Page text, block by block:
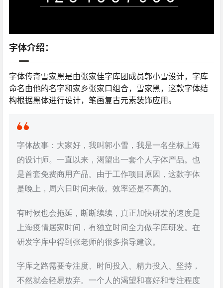
字体介绍：
字体传奇雪家黑是由张家佳字库团成员郭小雪设计，字库
命名由他的名字和家乡张家口组合，雪家黑，这款字体结
构根据黑体进行设计，笔画复古元素装饰应用。
字体故事：大家好，我叫郭小雪，我是一名坐标上海
的设计师。一直以来，渴望出一套个人字体产品。也
是首套免费商用产品。由于工作项目原因，这款字体
是晚上，周六日时间来做。效率还是不高的。
有时候也会拖延，断断续续，真正加快研发的速度是
上海疫情居家时间，有独立时间全力做字库研发。在
研发字库中得到张老师的很多指导建议。
字库之路需要专注度、时间投入、精力投入、坚持，
不然就会轻易放弃。一个人的渴望和喜好和专注程度